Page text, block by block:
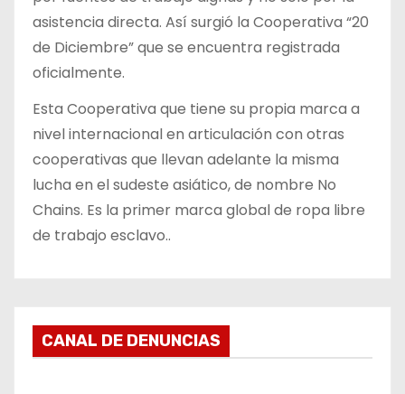
asistencia directa. Así surgió la Cooperativa “20
de Diciembre” que se encuentra registrada
oficialmente.
Esta Cooperativa que tiene su propia marca a
nivel internacional en articulación con otras
cooperativas que llevan adelante la misma
lucha en el sudeste asiático, de nombre No
Chains. Es la primer marca global de ropa libre
de trabajo esclavo..
CANAL DE DENUNCIAS